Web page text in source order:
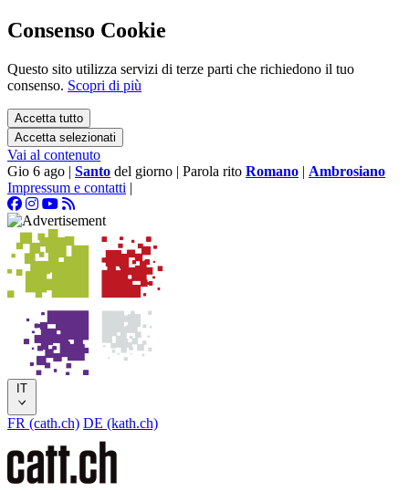
Consenso Cookie
Questo sito utilizza servizi di terze parti che richiedono il tuo
consenso. Scopri di più
Accetta tutto
Accetta selezionati
Vai al contenuto
Gio 6 ago | Santo del giorno | Parola rito Romano | Ambrosiano
Impressum e contatti |
IT
FR (cath.ch) DE (kath.ch)